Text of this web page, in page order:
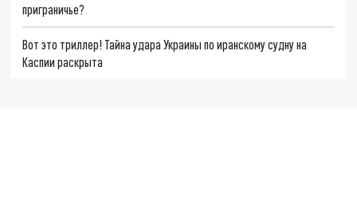
приграничье?
Вот это триллер! Тайна удара Украины по иранскому судну на
Каспии раскрыта